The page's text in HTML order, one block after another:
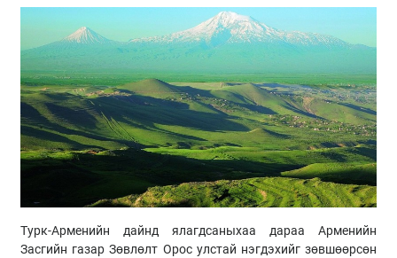
Турк-Арменийн дайнд ялагдсаныхаа дараа Арменийн
Засгийн газар Зөвлөлт Орос улстай нэгдэхийг зөвшөөрсөн